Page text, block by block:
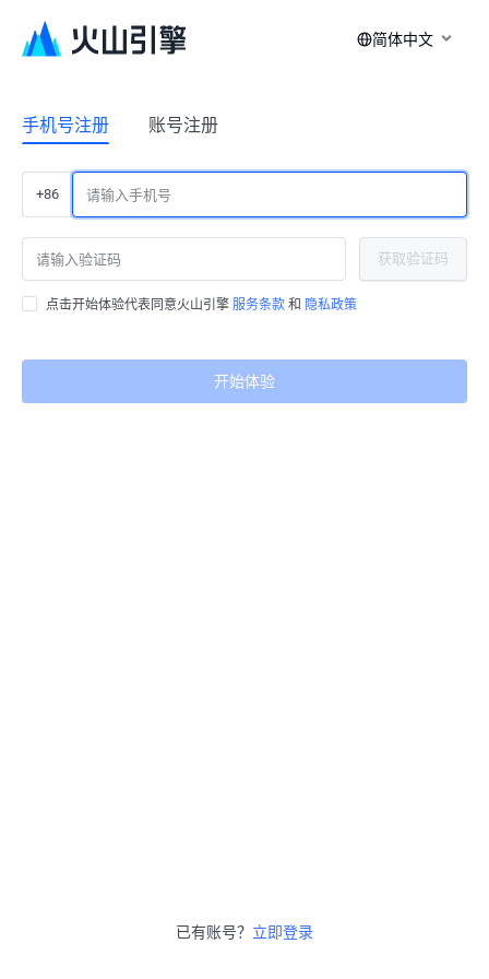
简体中文
手机号注册 账号注册
+86
获取验证码
点击开始体验代表同意火山引擎 服务条款 和 隐私政策
开始体验
已有账号？ 立即登录